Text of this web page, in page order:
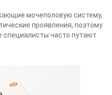
мочеполовую систему,
проявления, поэтому
часто путают